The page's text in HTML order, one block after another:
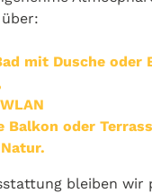
mit Dusche oder
Balkon oder
bleiben wir